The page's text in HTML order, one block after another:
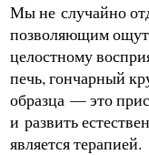
Мы не случайно
позволяющим
целостному
печь, гончарный
образца — это
и развить
является терапией.